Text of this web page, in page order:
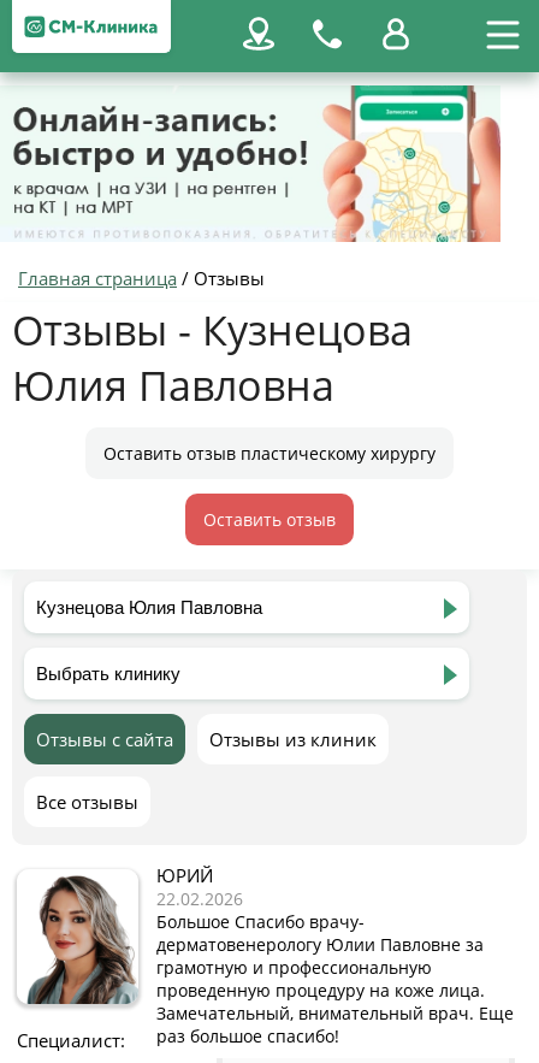
Главная страница / Отзывы
Отзывы - Кузнецова
Юлия Павловна
Оставить отзыв пластическому хирургу
Оставить отзыв
Отзывы с сайта Отзывы из клиник
Все отзывы
Специалист:
ЮРИЙ
22.02.2026
Большое Спасибо врачу-
дерматовенерологу Юлии Павловне за
грамотную и профессиональную
проведенную процедуру на коже лица.
Замечательный, внимательный врач. Еще
раз большое спасибо!